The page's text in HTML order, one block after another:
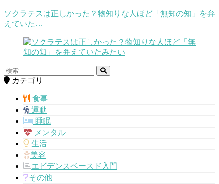
ソクラテスは正しかった？物知りな人ほど「無知の知」を弁
えていた…
カテゴリ
食事
運動
睡眠
メンタル
生活
美容
エビデンスベースド入門
その他